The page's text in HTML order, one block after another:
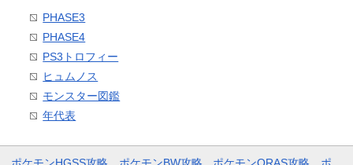
PHASE3
PHASE4
PS3トロフィー
ヒュムノス
モンスター図鑑
年代表